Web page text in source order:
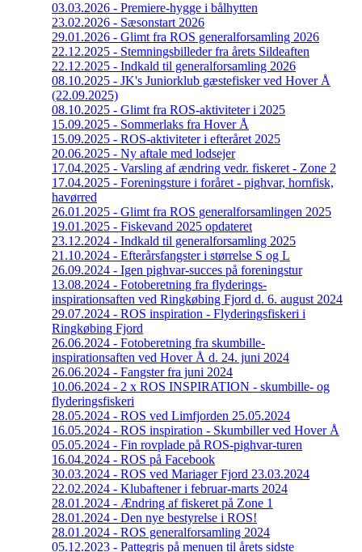
03.03.2026 - Premiere-hygge i bålhytten
23.02.2026 - Sæsonstart 2026
29.01.2026 - Glimt fra ROS generalforsamling 2026
22.12.2025 - Stemningsbilleder fra årets Sildeaften
22.12.2025 - Indkald til generalforsamling 2026
08.10.2025 - JK's Juniorklub gæstefisker ved Hover Å
(22.09.2025)
08.10.2025 - Glimt fra ROS-aktiviteter i 2025
15.09.2025 - Sommerlaks fra Hover Å
15.09.2025 - ROS-aktiviteter i efteråret 2025
20.06.2025 - Ny aftale med lodsejer
17.04.2025 - Varsling af ændring vedr. fiskeret - Zone 2
17.04.2025 - Foreningsture i foråret - pighvar, hornfisk,
havørred
26.01.2025 - Glimt fra ROS generalforsamlingen 2025
19.01.2025 - Fiskevand 2025 opdateret
23.12.2024 - Indkald til generalforsamling 2025
21.10.2024 - Efterårsfangster i størrelse S og L
26.09.2024 - Igen pighvar-succes på foreningstur
13.08.2024 - Fotoberetning fra flyderings-
inspirationsaften ved Ringkøbing Fjord d. 6. august 2024
29.07.2024 - ROS inspiration - Flyderingsfiskeri i
Ringkøbing Fjord
26.06.2024 - Fotoberetning fra skumbille-
inspirationsaften ved Hover Å d. 24. juni 2024
26.06.2024 - Fangster fra juni 2024
10.06.2024 - 2 x ROS INSPIRATION - skumbille- og
flyderingsfiskeri
28.05.2024 - ROS ved Limfjorden 25.05.2024
16.05.2024 - ROS inspiration - Skumbiller ved Hover Å
05.05.2024 - Fin rovplade på ROS-pighvar-turen
16.04.2024 - ROS på Facebook
30.03.2024 - ROS ved Mariager Fjord 23.03.2024
22.02.2024 - Klubaftener i februar-marts 2024
28.01.2024 - Ændring af fiskeret på Zone 1
28.01.2024 - Den nye bestyrelse i ROS!
28.01.2024 - ROS generalforsamling 2024
05.12.2023 - Pattegris på menuen til årets sidste